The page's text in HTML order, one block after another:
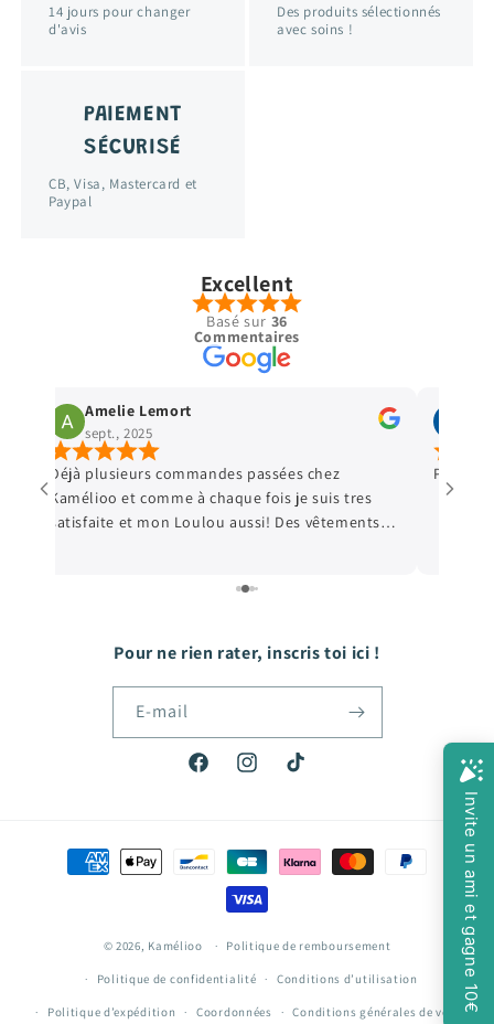
14 jours pour changer
d'avis
Des produits sélectionnés
avec soins !
PAIEMENT
SÉCURISÉ
CB, Visa, Mastercard et
Paypal
Excellent
Basé sur 36
Commentaires
Amelie Lemort
sept., 2025
Déjà plusieurs commandes passées chez
Kamélioo et comme à chaque fois je suis tres
satisfaite et mon Loulou aussi! Des vêtements
vite! Hâte de passer ma prochaine commande!
Parfait
Pour ne rien rater, inscris toi ici !
E-mail
FacebookInstagramTikTok
Moyens
© 2026, Kamélioo Politique de remboursement
Politique de confidentialité Conditions d’utilisation
Politique d’expédition Coordonnées Conditions générales de vente